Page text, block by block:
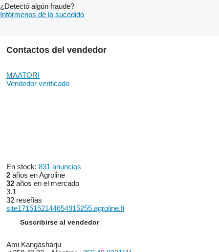
¿Detectó algún fraude?
Infórmenos de lo sucedido
Contactos del vendedor
MAATORI
Vendedor verificado
En stock: 831 anuncios
2 años en Agroline
32 años en el mercado
3.1
32 reseñas
site1715152144654915255.agroline.fi
Suscribirse al vendedor
Ami Kangasharju